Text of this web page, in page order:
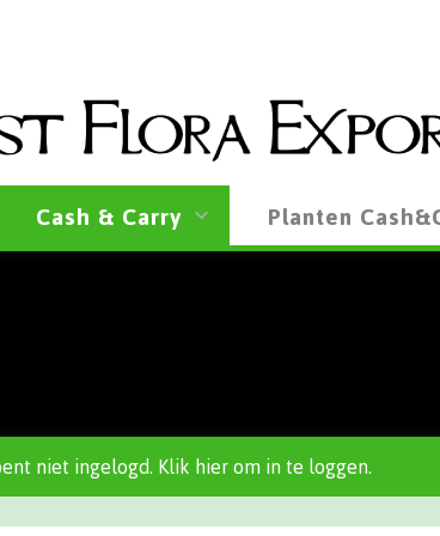
Cash & Carry Planten
niet ingelogd. Klik hier om in te loggen.